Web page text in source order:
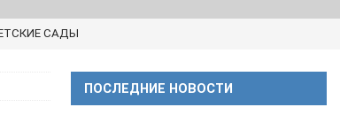
ФИНАНСЫ И БУХГАЛТЕРСКИЙ УЧЕТ
ПОСЛЕДНИЕ НОВОСТИ